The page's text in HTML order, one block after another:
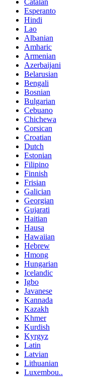
Esperanto
Hindi
Lao
Albanian
Amharic
Armenian
Azerbaijani
Belarusian
Bengali
Bosnian
Bulgarian
Cebuano
Chichewa
Corsican
Croatian
Dutch
Estonian
Filipino
Finnish
Frisian
Galician
Georgian
Gujarati
Haitian
Hausa
Hawaiian
Hebrew
Hmong
Hungarian
Icelandic
Igbo
Javanese
Kannada
Kazakh
Khmer
Kurdish
Kyrgyz
Latin
Latvian
Lithuanian
Luxembou..